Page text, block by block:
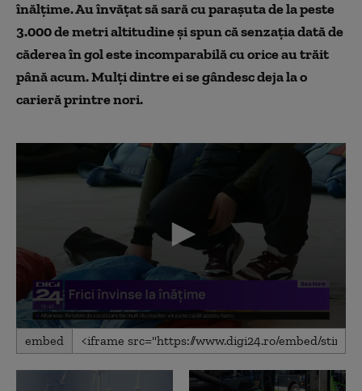
înălțime. Au învățat să sară cu parașuta de la peste
3.000 de metri altitudine și spun că senzația dată de
căderea în gol este incomparabilă cu orice au trăit
până acum. Mulți dintre ei se gândesc deja la o
carieră printre nori.
0
seconds
2
embed